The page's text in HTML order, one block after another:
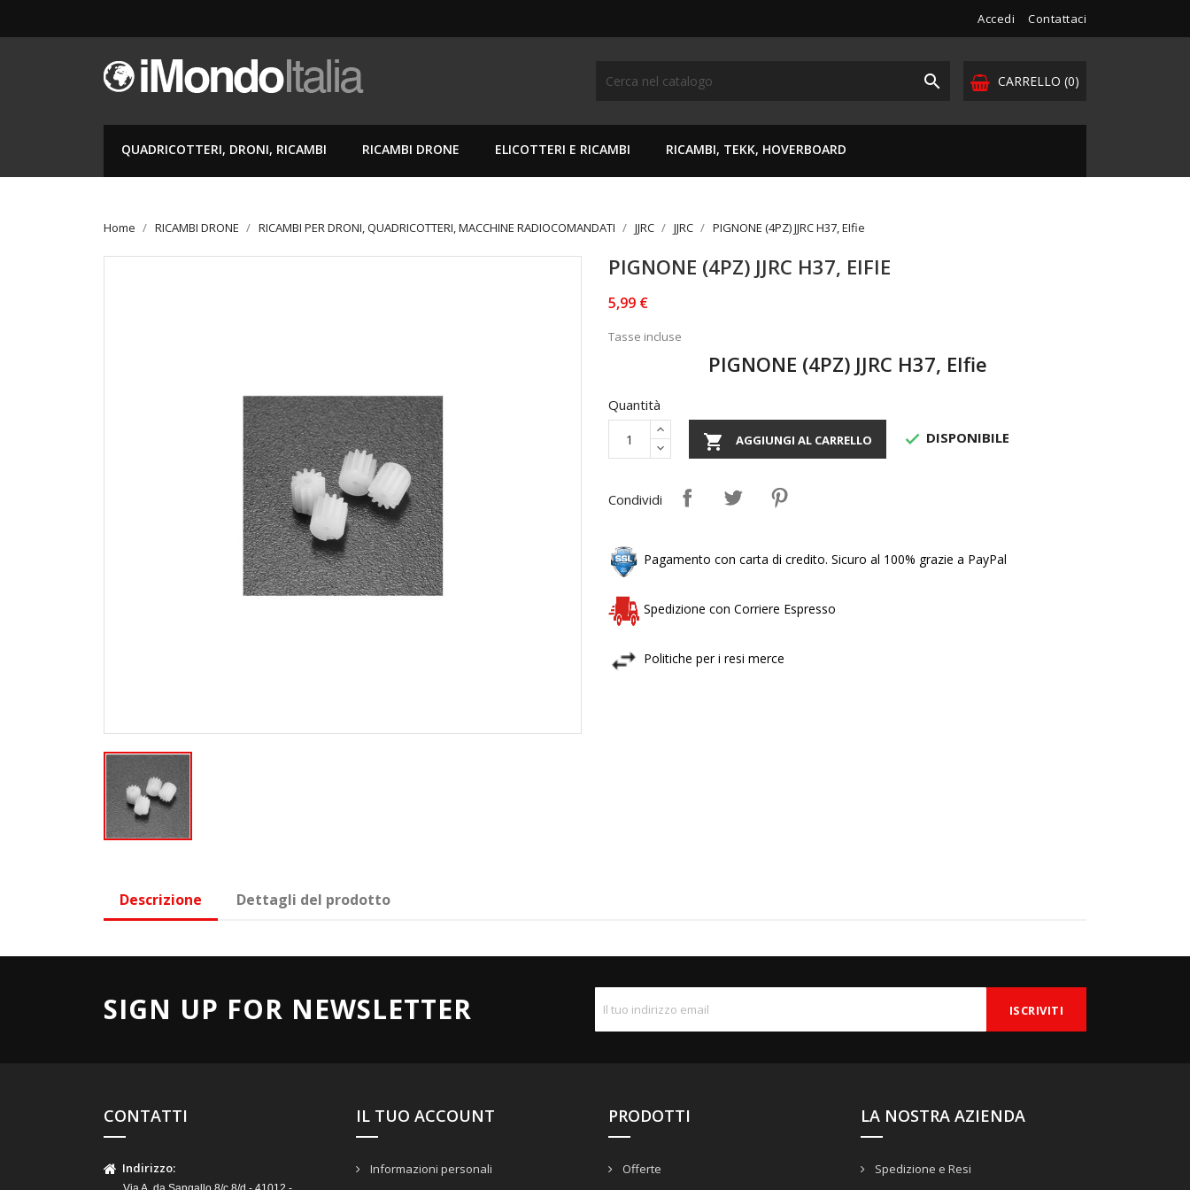
Accedi Contattaci
CARRELLO (0)

QUADRICOTTERI, DRONI, RICAMBI RICAMBI DRONE ELICOTTERI E RICAMBI RICAMBI, TEKK, HOVERBOARD
Home RICAMBI DRONE RICAMBI PER DRONI, QUADRICOTTERI, MACCHINE RADIOCOMANDATI JJRC JJRC PIGNONE (4PZ) JJRC H37, EIfie
PIGNONE (4PZ) JJRC H37, EIFIE
5,99 €
Tasse incluse
PIGNONE (4PZ) JJRC H37, EIfie
Quantità
 AGGIUNGI AL CARRELLO  DISPONIBILE
Condividi
Pagamento con carta di credito. Sicuro al 100% grazie a PayPal
Spedizione con Corriere Espresso
Politiche per i resi merce
Descrizione Dettagli del prodotto
SIGN UP FOR NEWSLETTER
CONTATTI
Indirizzo:
IL TUO ACCOUNT
Informazioni personali
PRODOTTI
Offerte
LA NOSTRA AZIENDA
Spedizione e Resi